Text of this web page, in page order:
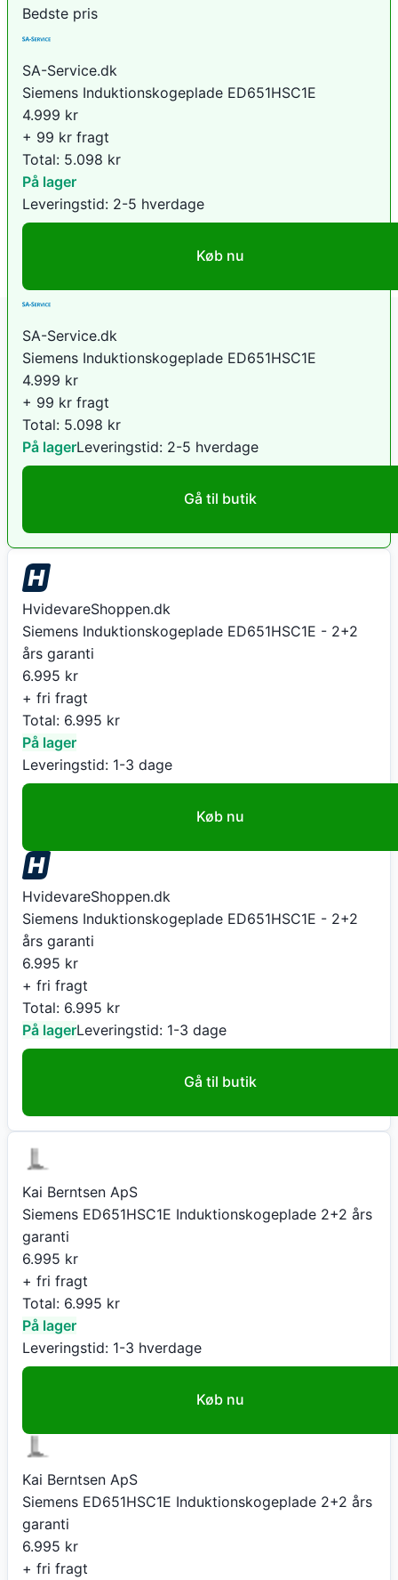
Bedste pris
SA-Service.dk
Siemens Induktionskogeplade ED651HSC1E
4.999 kr
+ 99 kr fragt
Total: 5.098 kr
På lager
Leveringstid: 2-5 hverdage
Køb nu
SA-Service.dk
Siemens Induktionskogeplade ED651HSC1E
4.999 kr
+ 99 kr fragt
Total: 5.098 kr
På lagerLeveringstid: 2-5 hverdage
Gå til butik
HvidevareShoppen.dk
Siemens Induktionskogeplade ED651HSC1E - 2+2
års garanti
6.995 kr
+ fri fragt
Total: 6.995 kr
På lager
Leveringstid: 1-3 dage
Køb nu
HvidevareShoppen.dk
Siemens Induktionskogeplade ED651HSC1E - 2+2
års garanti
6.995 kr
+ fri fragt
Total: 6.995 kr
På lagerLeveringstid: 1-3 dage
Gå til butik
Kai Berntsen ApS
Siemens ED651HSC1E Induktionskogeplade 2+2 års
garanti
6.995 kr
+ fri fragt
Total: 6.995 kr
På lager
Leveringstid: 1-3 hverdage
Køb nu
Kai Berntsen ApS
Siemens ED651HSC1E Induktionskogeplade 2+2 års
garanti
6.995 kr
+ fri fragt